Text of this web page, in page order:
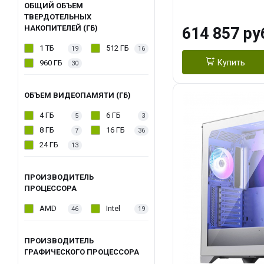
ОБЩИЙ ОБЪЕМ
ТВЕРДОТЕЛЬНЫХ
НАКОПИТЕЛЕЙ (ГБ)
1 ТБ 19 512 ГБ 16
960 ГБ 30
ОБЪЕМ ВИДЕОПАМЯТИ (ГБ)
4 ГБ 5 6 ГБ 3
8 ГБ 7 16 ГБ 36
24 ГБ 13
ПРОИЗВОДИТЕЛЬ
ПРОЦЕССОРА
AMD 46 Intel 19
ПРОИЗВОДИТЕЛЬ
ГРАФИЧЕСКОГО ПРОЦЕССОРА
Turbo/ 1 ТБ
614 857
Купить